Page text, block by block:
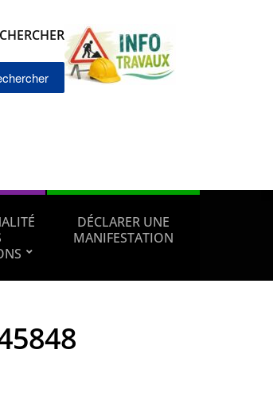
:
DÉCLARER UNE
MANIFESTATION